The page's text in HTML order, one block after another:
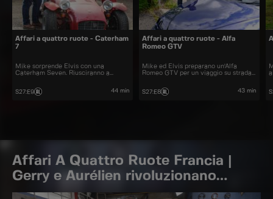
Affari a quattro ruote - Caterham
7
Mike sorprende Elvis con una
Caterham Seven. Riusciranno a
S27:E9 44 min
Affari a quattro ruote - Alfa
Romeo GTV
Mike ed Elvis preparano un'Alfa
Romeo GTV per un viaggio su strada
S27:E8 43 min
Affari A Quattro Ruote Francia |
Gerry e Aurélien rivoluzionano
vecchie auto acquistate a prezzi